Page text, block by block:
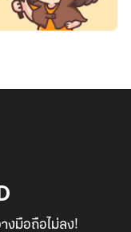
งมือถือไม่ลง!